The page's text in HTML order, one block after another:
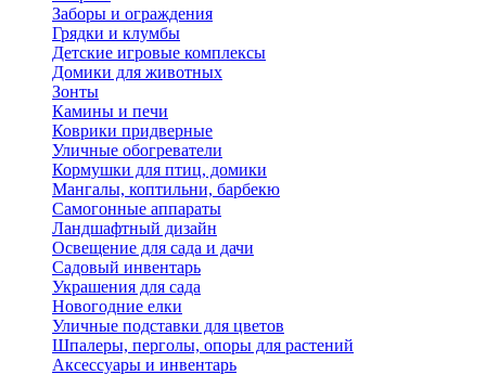
Заборы и ограждения
Грядки и клумбы
Детские игровые комплексы
Домики для животных
Зонты
Камины и печи
Коврики придверные
Уличные обогреватели
Кормушки для птиц, домики
Мангалы, коптильни, барбекю
Самогонные аппараты
Ландшафтный дизайн
Освещение для сада и дачи
Садовый инвентарь
Украшения для сада
Новогодние елки
Уличные подставки для цветов
Шпалеры, перголы, опоры для растений
Аксессуары и инвентарь